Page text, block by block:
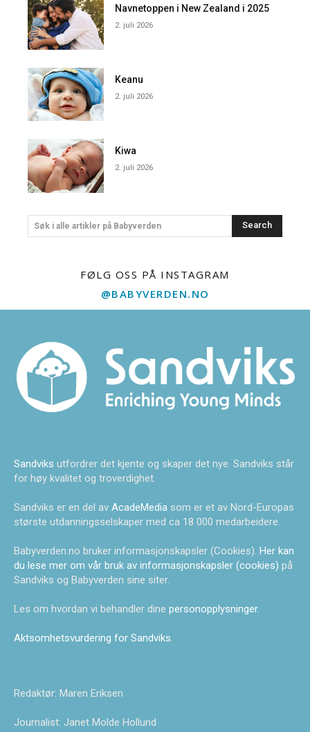
Navnetoppen i New Zealand i 2025
2. juli 2026
Keanu
2. juli 2026
Kiwa
2. juli 2026
Søk i alle artikler på Babyverden Search
FØLG OSS PÅ INSTAGRAM
@BABYVERDEN.NO
Sandviks utfordrer det kjente og skaper det nye. Sandviks står
for høy kvalitet og troverdighet.
Sandviks er en del av AcadeMedia som er et av Nord-Europas
største utdanningsselskaper med ca 18 000 medarbeidere.
Babyverden.no bruker informasjonskapsler (Cookies). Her kan
du lese mer om vår bruk av informasjonskapsler (cookies) på
Sandviks og Babyverden sine siter.
Les om hvordan vi behandler dine personopplysninger.
Aktsomhetsvurdering for Sandviks.
Redaktør: Maren Eriksen
Journalist: Janet Molde Hollund